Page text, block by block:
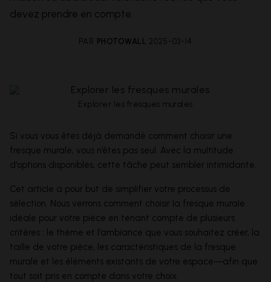
devez prendre en compte.
PAR PHOTOWALL 2025-03-14
Explorer les fresques murales
Si vous vous êtes déjà demandé comment choisir une
fresque murale, vous n’êtes pas seul. Avec la multitude
d'options disponibles, cette tâche peut sembler intimidante.
Cet article a pour but de simplifier votre processus de
sélection. Nous verrons comment choisir la fresque murale
idéale pour votre pièce en tenant compte de plusieurs
critères : le thème et l'ambiance que vous souhaitez créer, la
taille de votre pièce, les caractéristiques de la fresque
murale et les éléments existants de votre espace—afin que
tout soit pris en compte dans votre choix.